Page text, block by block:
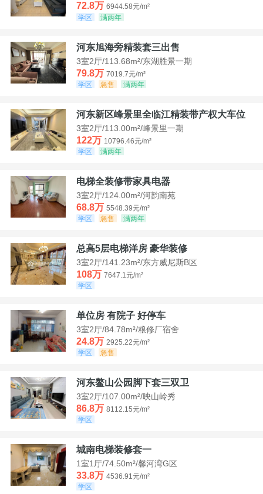
72.8万 6944.58元/m²
学区
满两年
河东旭海旁精装套三出售
3室2厅/113.68m²/东湖胜景一期
79.8万 7019.7元/m²
学区
急售 满两年
河东新区峰景里全临江精装带产权大车位
3室2厅/113.00m²/峰景里一期
122万 10796.46元/m²
学区
满两年
电梯全装修带家具电器
3室2厅/124.00m²/河韵南苑
68.8万 5548.39元/m²
学区
急售 满两年
总高5层电梯洋房 豪华装修
3室2厅/141.23m²/东方威尼斯B区
108万 7647.1元/m²
学区
单位房 有院子 好停车
3室2厅/84.78m²/粮修厂宿舍
24.8万 2925.22元/m²
学区
急售
河东鳌山公园脚下套三双卫
3室2厅/107.00m²/映山岭秀
86.8万 8112.15元/m²
学区
城南电梯装修套一
1室1厅/74.50m²/馨河湾G区
33.8万 4536.91元/m²
学区